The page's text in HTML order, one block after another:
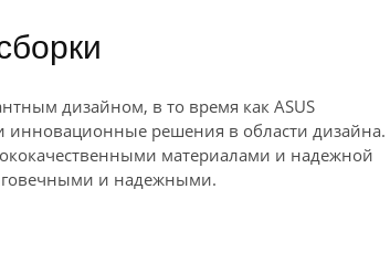
дизайном, в то время как ASUS
инновационные решения в области дизайна.
материалами и надежной
и надежными.